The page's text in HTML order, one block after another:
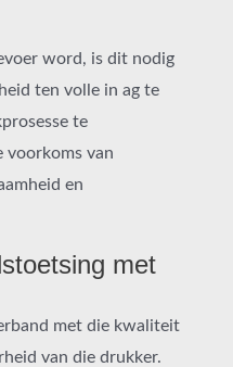
word, is dit nodig
ten volle in ag te
te
voorkoms van
en
met
met die kwaliteit
van die drukker.